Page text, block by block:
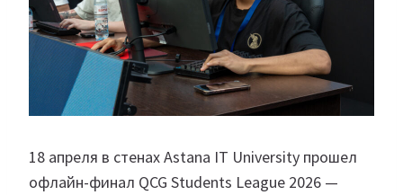
18 апреля в стенах Astana IT University прошел
офлайн-финал QCG Students League 2026 —